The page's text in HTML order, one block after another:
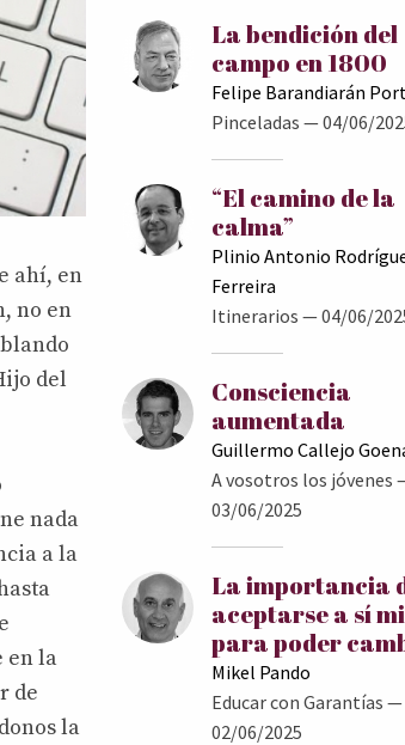
ahí, en
no en
del
nada
a la
en la
de
la
La bendición del
campo en 1800
Felipe Barandiarán
Pinceladas — 04/06/
“El camino de la
calma”
Plinio Antonio
Ferreira
Itinerarios — 04/06/
Consciencia
aumentada
Guillermo Callejo
A vosotros los jóvenes
03/06/2025
La importancia
aceptarse a sí
para poder
Mikel Pando
Educar con Garantías —
02/06/2025